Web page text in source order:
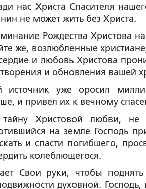
нас Христа Спасителя
не может жить без Христа.
Рождества Христова
же, возлюбленные
и любовь Христова
и обновления вашей
источник уже оросил
и привел их к вечному
тайну Христовой любви,
на земле Господь
и спасти погибшего,
колеблющегося.
Свои руки, чтобы
духовной.